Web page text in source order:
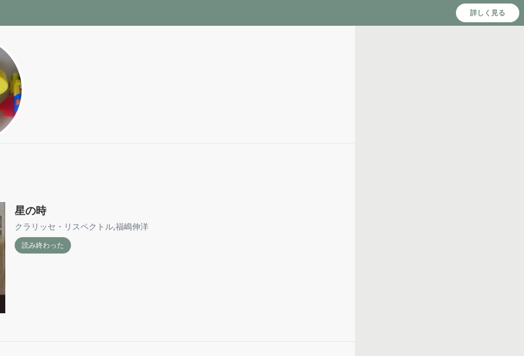
詳しく見る
星の時
クラリッセ・リスペクトル,福嶋伸洋
読み終わった